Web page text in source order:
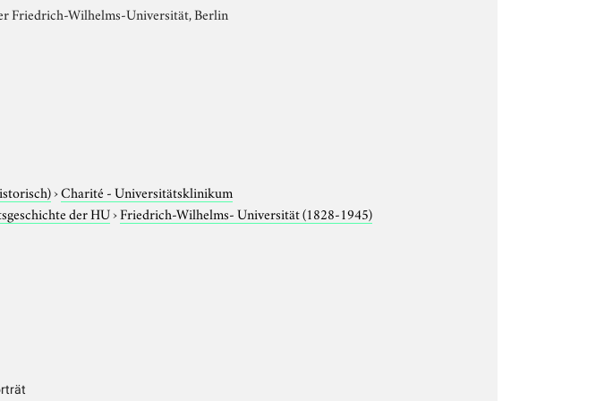
Friedrich-Wilhelms-Universität, Berlin
›Charité - Universitätsklinikum
der HU›Friedrich-Wilhelms- Universität (1828-1945)